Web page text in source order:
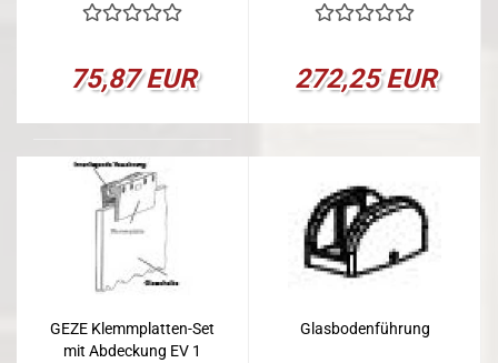
75,87 EUR 272,25 EUR
GEZE Klemmplatten-Set
mit Abdeckung EV 1
Glasbodenführung